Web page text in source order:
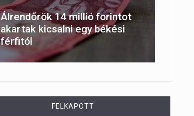
Álrendőrök 14 millió forintot
akartak kicsalni egy békési
férfitól
FELKAPOTT